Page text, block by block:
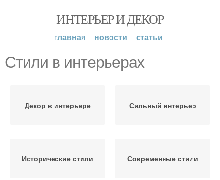
ИНТЕРЬЕР И ДЕКОР
главная новости статьи
Стили в интерьерах
Декор в интерьере Сильный интерьер
Исторические стили Современные стили